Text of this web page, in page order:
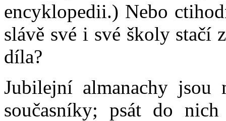
encyklopedii.) Nebo
slávě své i své školy stačí
díla?
Jubilejní almanachy jsou
současníky; psát do